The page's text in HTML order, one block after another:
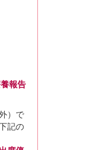
報告
）で
記の